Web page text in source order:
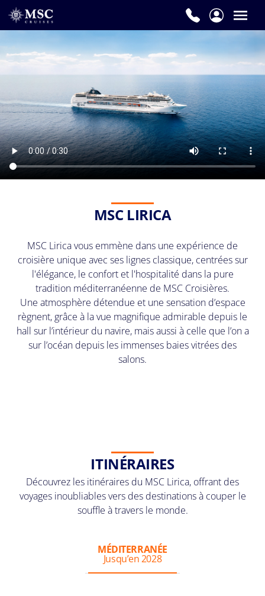
MSC LIRICA
MSC Lirica vous emmène dans une expérience de
croisière unique avec ses lignes classique, centrées sur
l'élégance, le confort et l'hospitalité dans la pure
tradition méditerranéenne de MSC Croisières.
Une atmosphère détendue et une sensation d’espace
règnent, grâce à la vue magnifique admirable depuis le
hall sur l’intérieur du navire, mais aussi à celle que l’on a
sur l’océan depuis les immenses baies vitrées des
salons.
ITINÉRAIRES
Découvrez les itinéraires du MSC Lirica, offrant des
voyages inoubliables vers des destinations à couper le
souffle à travers le monde.
MÉDITERRANÉE
Jusqu’en 2028